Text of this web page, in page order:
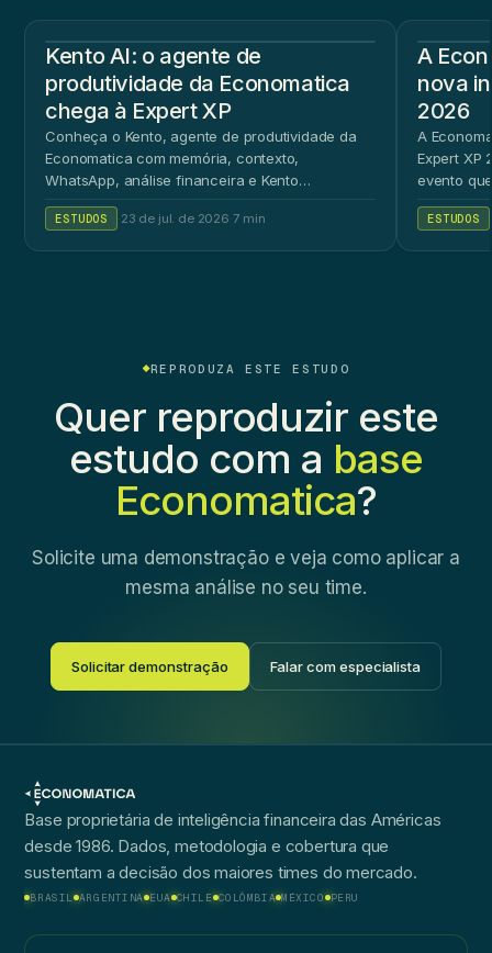
Kento AI: o agente de
produtividade da Economatica
chega à Expert XP
Conheça o Kento, agente de produtividade da
Economatica com memória, contexto,
WhatsApp, análise financeira e Kento
ESTUDOS 23 de jul. de 2026 7 min
A
nova
2026
A
Expert XP
evento
ESTUDOS
REPRODUZA ESTE ESTUDO
Quer reproduzir este
estudo com a base
Economatica?
Solicite uma demonstração e veja como aplicar a
mesma análise no seu time.
Solicitar demonstração Falar com especialista
Base proprietária de inteligência financeira das Américas
desde 1986. Dados, metodologia e cobertura que
sustentam a decisão dos maiores times do mercado.
BRASIL ARGENTINA EUA CHILE COLÔMBIA MÉXICO PERU